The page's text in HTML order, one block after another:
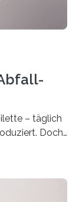
– täglich
Doch
sie in